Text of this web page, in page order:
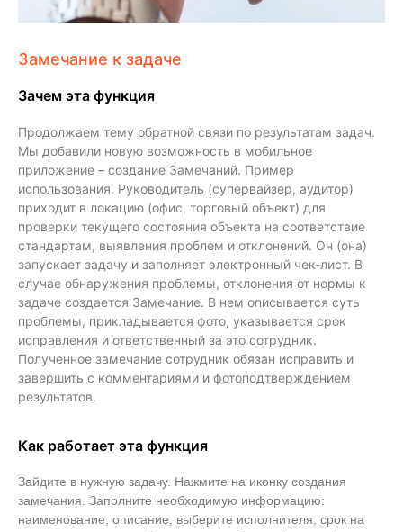
Замечание к задаче
Зачем эта функция
Продолжаем тему обратной связи по результатам задач.
Мы добавили новую возможность в мобильное
приложение – создание Замечаний. Пример
использования. Руководитель (супервайзер, аудитор)
приходит в локацию (офис, торговый объект) для
проверки текущего состояния объекта на соответствие
стандартам, выявления проблем и отклонений. Он (она)
запускает задачу и заполняет электронный чек-лист. В
случае обнаружения проблемы, отклонения от нормы к
задаче создается Замечание. В нем описывается суть
проблемы, прикладывается фото, указывается срок
исправления и ответственный за это сотрудник.
Полученное замечание сотрудник обязан исправить и
завершить с комментариями и фотоподтверждением
результатов.
Как работает эта функция
Зайдите в нужную задачу. Нажмите на иконку создания
замечания. Заполните необходимую информацию:
наименование, описание, выберите исполнителя, срок на